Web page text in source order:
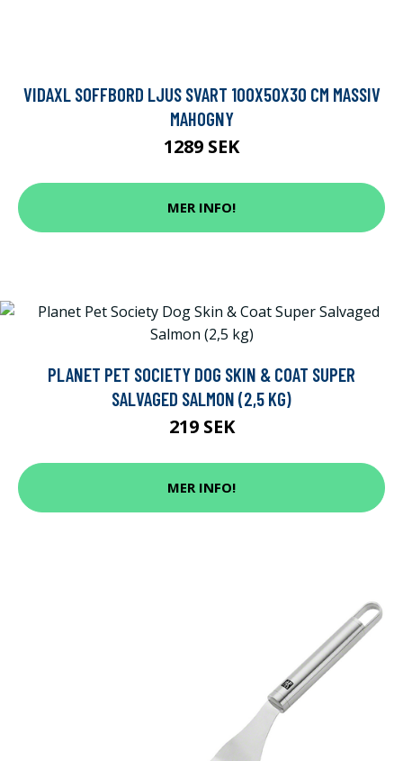
VIDAXL SOFFBORD LJUS SVART 100X50X30 CM MASSIV
MAHOGNY
1289 SEK
MER INFO!
PLANET PET SOCIETY DOG SKIN & COAT SUPER
SALVAGED SALMON (2,5 KG)
219 SEK
MER INFO!